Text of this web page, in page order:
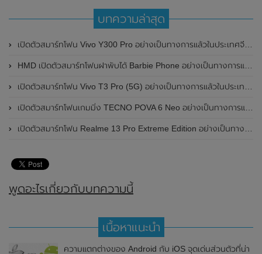
บทความล่าสุด
เปิดตัวสมาร์ทโฟน Vivo Y300 Pro อย่างเป็นทางการแล้วในประเทศจีน มาพร้อมดีไซน์พรีเมี่ยม ทนทาน และแบตเตอรี่สุดอึดขนาดใหญ่ 6,500mAh พร้อมรองรับการชาร์จไว 80W
HMD เปิดตัวสมาร์ทโฟนฝาพับได้ Barbie Phone อย่างเป็นทางการแล้ว มาพร้อมธีมสีชมพูสดใส
เปิดตัวสมาร์ทโฟน Vivo T3 Pro (5G) อย่างเป็นทางการแล้วในประเทศอินเดีย
เปิดตัวสมาร์ทโฟนเกมมิ่ง TECNO POVA 6 Neo อย่างเป็นทางการแล้วในประเทศไทย ในราคา 8,499 บาท
เปิดตัวสมาร์ทโฟน Realme 13 Pro Extreme Edition อย่างเป็นทางการแล้วในประเทศจีน
พูดอะไรเกี่ยวกับบทความนี้
เนื้อหาแนะนำ
ความแตกต่างของ Android กับ iOS จุดเด่นส่วนตัวที่น่า